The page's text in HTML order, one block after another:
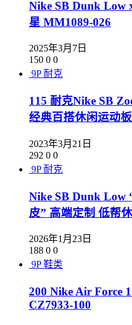
Nike SB Dunk Low
星 MM1089-026
2025年3月7日
150 0 0
9P 耐克
115 耐克Nike SB
经典百搭休闲运动
2023年3月21日
292 0 0
9P 耐克
Nike SB Dunk
皮” 高端定制 低帮
2026年1月23日
188 0 0
9P 鞋类
200 Nike Air Force
CZ7933-100